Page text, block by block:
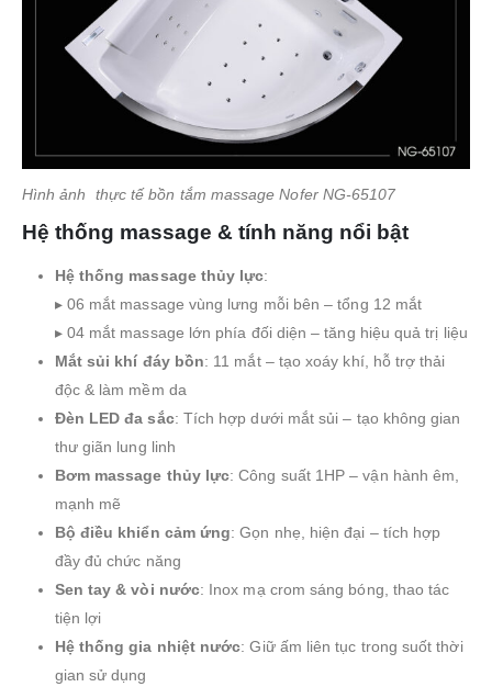
Hình ảnh thực tế bồn tắm massage Nofer NG-65107
Hệ thống massage & tính năng nổi bật
Hệ thống massage thủy lực:
▸ 06 mắt massage vùng lưng mỗi bên – tổng 12 mắt
▸ 04 mắt massage lớn phía đối diện – tăng hiệu quả trị liệu
Mắt sủi khí đáy bồn: 11 mắt – tạo xoáy khí, hỗ trợ thải
độc & làm mềm da
Đèn LED đa sắc: Tích hợp dưới mắt sủi – tạo không gian
thư giãn lung linh
Bơm massage thủy lực: Công suất 1HP – vận hành êm,
mạnh mẽ
Bộ điều khiển cảm ứng: Gọn nhẹ, hiện đại – tích hợp
đầy đủ chức năng
Sen tay & vòi nước: Inox mạ crom sáng bóng, thao tác
tiện lợi
Hệ thống gia nhiệt nước: Giữ ấm liên tục trong suốt thời
gian sử dụng